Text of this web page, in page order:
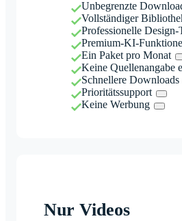
Unbegrenzte
Vollständiger
Professionelle Design-
Premium-KI-
Ein Paket pro Monat
Keine Quellenangabe
Schnellere Downloads
Prioritätssupport
Keine Werbung
Nur Videos